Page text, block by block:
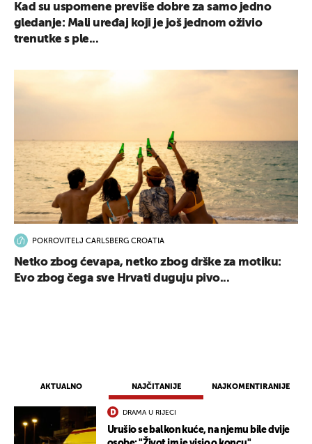
AKTUALNO NAJČITANIJE NAJKOMENTIRANIJE
DRAMA U RIJECI
Urušio se balkon kuće, na njemu bile dvije
Kad su uspomene previše dobre za samo jedno
gledanje: Mali uređaj koji je još jednom oživio
trenutke s ple...
POKROVITELJ CARLSBERG CROATIA
Netko zbog ćevapa, netko zbog drške za motiku:
Evo zbog čega sve Hrvati duguju pivo...